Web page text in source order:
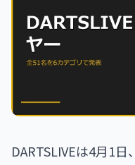
DARTSLIVEは4月1日、